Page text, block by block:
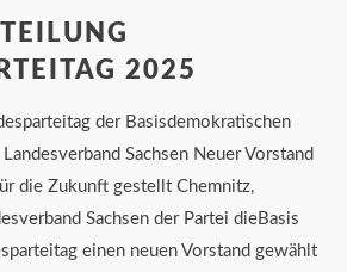
2025
der Basisdemokratischen
Sachsen Neuer Vorstand
die Zukunft gestellt Chemnitz,
Sachsen der Partei dieBasis
einen neuen Vorstand gewählt